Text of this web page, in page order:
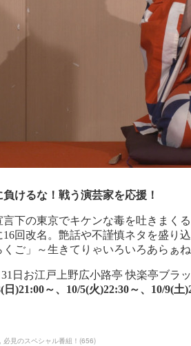
必見のスペシャル番組！ (656)